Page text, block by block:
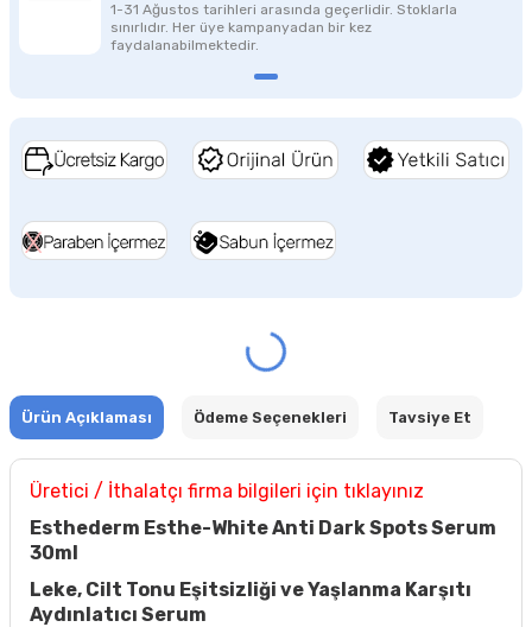
1-31 Ağustostarihleri arasında geçerlidir. Stoklarla
sınırlıdır. Her üye kampanyadan bir kez
faydalanabilmektedir.
Ürün Açıklaması Ödeme Seçenekleri Tavsiye Et
Üretici / İthalatçı firma bilgileri için tıklayınız
Esthederm Esthe-White Anti Dark Spots Serum
30ml
Leke, Cilt Tonu Eşitsizliği ve Yaşlanma Karşıtı
Aydınlatıcı Serum